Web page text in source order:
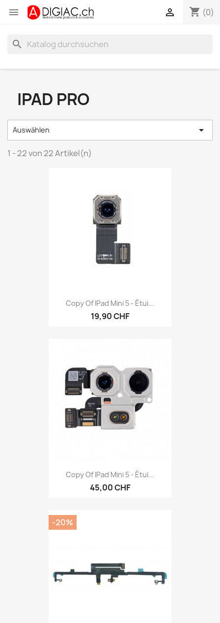
 shopping_cart (0)

search
IPAD PRO
Auswählen 
1 - 22 von 22 Artikel(n)
Copy Of IPad Mini 5 - Étui...
19,90 CHF
Copy Of IPad Mini 5 - Étui...
45,00 CHF
-20%